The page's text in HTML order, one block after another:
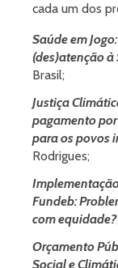
cada um dos
Saúde em
(des)atenção à
Brasil;
Justiça
pagamento
para os povos
Rodrigues;
Fundeb:
com equidade?
Orçamento
Social e